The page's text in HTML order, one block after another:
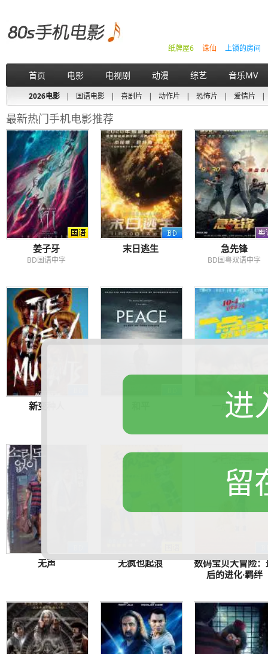
上锁的房间
诛仙
纸牌屋6
首页 电影 电视剧 动漫 综艺 音乐MV
2026电影 | 国语电影 | 喜剧片 | 动作片 | 恐怖片 | 爱情片 |
最新热门手机电影推荐
姜子牙
BD国语中字
末日逃生 急先锋
BD国粤双语中字
新变种人 一点就到家
无声 无疯也起浪
数码宝贝大冒险：
后的进化·羁绊
进
留